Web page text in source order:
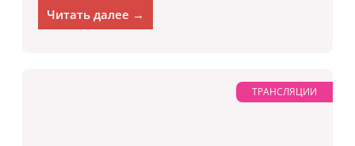
Читать далее →
ТРАНСЛЯЦИИ